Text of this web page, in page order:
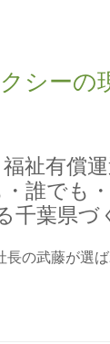
シーの
祉有償
誰でも
千葉県づ
長の武藤が選ば